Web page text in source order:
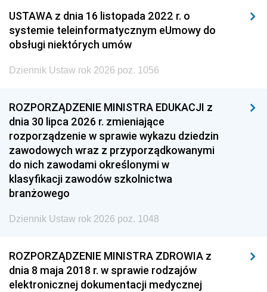
USTAWA z dnia 16 listopada 2022 r. o
systemie teleinformatycznym eUmowy do
obsługi niektórych umów
Dziennik Ustaw rok 2026 poz. 1056
ROZPORZĄDZENIE MINISTRA EDUKACJI z
dnia 30 lipca 2026 r. zmieniające
rozporządzenie w sprawie wykazu dziedzin
zawodowych wraz z przyporządkowanymi
do nich zawodami określonymi w
klasyfikacji zawodów szkolnictwa
branżowego
Dziennik Ustaw rok 2026 poz. 1048
ROZPORZĄDZENIE MINISTRA ZDROWIA z
dnia 8 maja 2018 r. w sprawie rodzajów
elektronicznej dokumentacji medycznej